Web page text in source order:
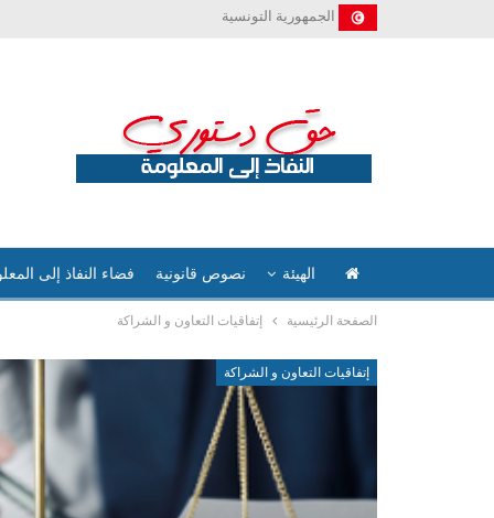
الجمهورية التونسية
الهيئة نصوص قانونية فضاء النفاذ إلى
الصفحة الرئيسية إتفاقيات التعاون و الشراكة
إتفاقيات التعاون و الشراكة